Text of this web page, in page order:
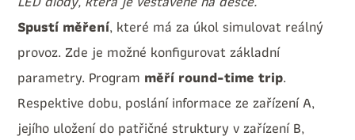
Spustí měření, které má za úkol simulovat reálný
provoz. Zde je možné konfigurovat základní
parametry. Program měří round-time trip.
Respektive dobu, poslání informace ze zařízení A,
jejího uložení do patřičné struktury v zařízení B,